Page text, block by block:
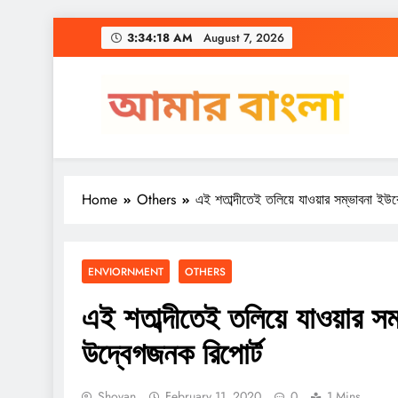
3:34:19 AM August 7, 2026
Amar Bangla
Home Others এই শতাব্দীতেই তলিয়ে যাওয়ার সম্ভাবনা
ENVIORNMENT OTHERS
এই শতাব্দীতেই তলিয়ে যাওয়ার
উদ্বেগজনক রিপোর্ট